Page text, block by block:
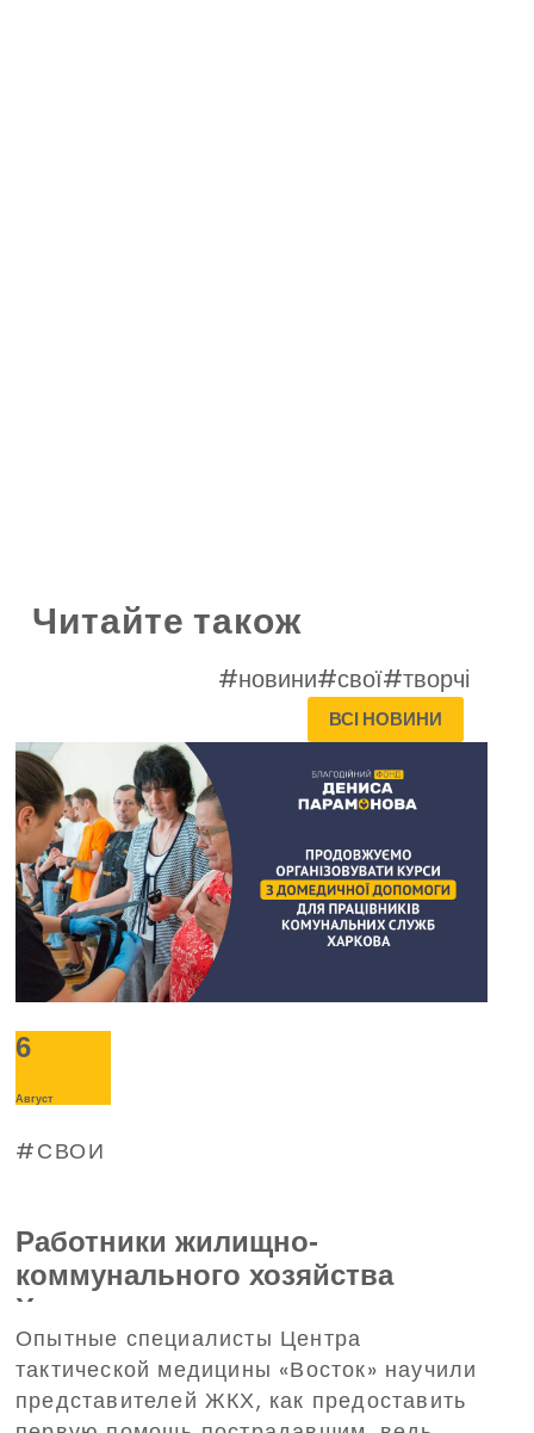
Читайте також
#новини#свої#творчі
ВСІ НОВИНИ
6
Август
СВОИ
Работники жилищно-
коммунального хозяйства
Харькова прошли тренинг по
домедицинской помощи,
организованный
Благотворительным фондом
Опытные специалисты Центра
тактической медицины «Восток» научили
представителей ЖКХ, как предоставить